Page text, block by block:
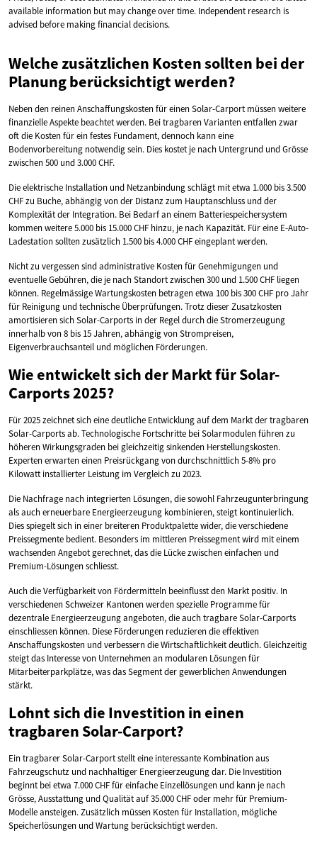
available information but may change over time. Independent research is
advised before making financial decisions.
Welche zusätzlichen Kosten sollten bei der
Planung berücksichtigt werden?
Neben den reinen Anschaffungskosten für einen Solar-Carport müssen weitere
finanzielle Aspekte beachtet werden. Bei tragbaren Varianten entfallen zwar
oft die Kosten für ein festes Fundament, dennoch kann eine
Bodenvorbereitung notwendig sein. Dies kostet je nach Untergrund und Grösse
zwischen 500 und 3.000 CHF.
Die elektrische Installation und Netzanbindung schlägt mit etwa 1.000 bis 3.500
CHF zu Buche, abhängig von der Distanz zum Hauptanschluss und der
Komplexität der Integration. Bei Bedarf an einem Batteriespeichersystem
kommen weitere 5.000 bis 15.000 CHF hinzu, je nach Kapazität. Für eine E-Auto-
Ladestation sollten zusätzlich 1.500 bis 4.000 CHF eingeplant werden.
Nicht zu vergessen sind administrative Kosten für Genehmigungen und
eventuelle Gebühren, die je nach Standort zwischen 300 und 1.500 CHF liegen
können. Regelmässige Wartungskosten betragen etwa 100 bis 300 CHF pro Jahr
für Reinigung und technische Überprüfungen. Trotz dieser Zusatzkosten
amortisieren sich Solar-Carports in der Regel durch die Stromerzeugung
innerhalb von 8 bis 15 Jahren, abhängig von Strompreisen,
Eigenverbrauchsanteil und möglichen Förderungen.
Wie entwickelt sich der Markt für Solar-
Carports 2025?
Für 2025 zeichnet sich eine deutliche Entwicklung auf dem Markt der tragbaren
Solar-Carports ab. Technologische Fortschritte bei Solarmodulen führen zu
höheren Wirkungsgraden bei gleichzeitig sinkenden Herstellungskosten.
Experten erwarten einen Preisrückgang von durchschnittlich 5-8% pro
Kilowatt installierter Leistung im Vergleich zu 2023.
Die Nachfrage nach integrierten Lösungen, die sowohl Fahrzeugunterbringung
als auch erneuerbare Energieerzeugung kombinieren, steigt kontinuierlich.
Dies spiegelt sich in einer breiteren Produktpalette wider, die verschiedene
Preissegmente bedient. Besonders im mittleren Preissegment wird mit einem
wachsenden Angebot gerechnet, das die Lücke zwischen einfachen und
Premium-Lösungen schliesst.
Auch die Verfügbarkeit von Fördermitteln beeinflusst den Markt positiv. In
verschiedenen Schweizer Kantonen werden spezielle Programme für
dezentrale Energieerzeugung angeboten, die auch tragbare Solar-Carports
einschliessen können. Diese Förderungen reduzieren die effektiven
Anschaffungskosten und verbessern die Wirtschaftlichkeit deutlich. Gleichzeitig
steigt das Interesse von Unternehmen an modularen Lösungen für
Mitarbeiterparkplätze, was das Segment der gewerblichen Anwendungen
stärkt.
Lohnt sich die Investition in einen
tragbaren Solar-Carport?
Ein tragbarer Solar-Carport stellt eine interessante Kombination aus
Fahrzeugschutz und nachhaltiger Energieerzeugung dar. Die Investition
beginnt bei etwa 7.000 CHF für einfache Einzellösungen und kann je nach
Grösse, Ausstattung und Qualität auf 35.000 CHF oder mehr für Premium-
Modelle ansteigen. Zusätzlich müssen Kosten für Installation, mögliche
Speicherlösungen und Wartung berücksichtigt werden.